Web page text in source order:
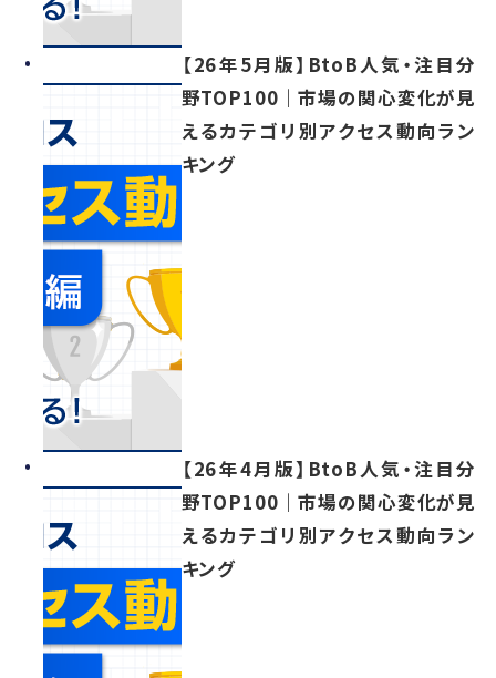
【26年5月版】BtoB人気・注目分
野TOP100｜市場の関心変化が見
えるカテゴリ別アクセス動向ラン
キング
【26年4月版】BtoB人気・注目分
野TOP100｜市場の関心変化が見
えるカテゴリ別アクセス動向ラン
キング